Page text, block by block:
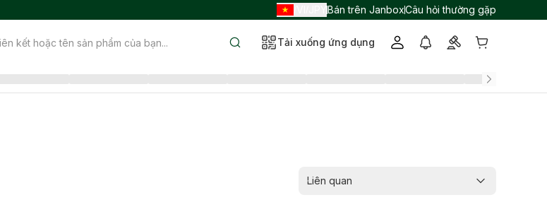
Bán trên JanboxCâu hỏi thường gặp
Tải xuống ứng dụng
Liên quan